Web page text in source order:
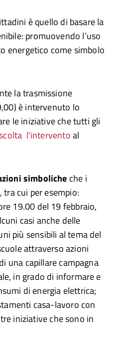
è quello di basare la
promuovendo l’uso
energetico come simbolo
la trasmissione
è intervenuto lo
le iniziative che tutti gli
l'interventoal
simboliche che i
cui per esempio:
19.00 del 19 febbraio,
casi anche delle
più sensibili al tema del
attraverso azioni
una capillare campagna
in grado di informare e
di energia elettrica;
casa-lavoro con
iniziative che sono in